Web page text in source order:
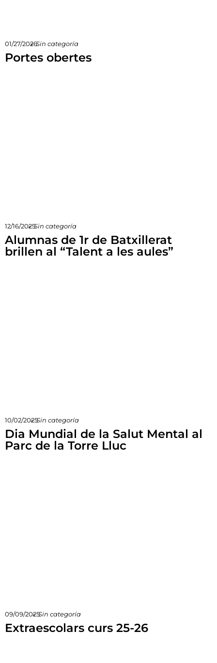
01/27/2026
»Sin categoría
Portes obertes
12/16/2025
»Sin categoría
Alumnas de 1r de Batxillerat
brillen al “Talent a les aules”
10/02/2025
»Sin categoría
Dia Mundial de la Salut Mental al
Parc de la Torre Lluc
09/09/2025
»Sin categoría
Extraescolars curs 25-26